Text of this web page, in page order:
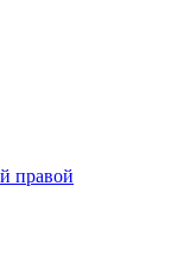
правой